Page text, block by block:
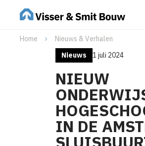
Home
Nieuws & Verhalen
Nieuws
1 juli 2024
NIEUW
IN DE